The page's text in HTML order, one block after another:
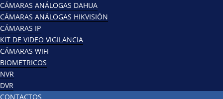
CÁMARAS ANÁLOGAS DAHUA
CÁMARAS ANÁLOGAS HIKVISIÓN
CÁMARAS IP
KIT DE VIDEO VIGILANCIA
CÁMARAS WIFI
BIOMETRICOS
NVR
DVR
CONTACTOS